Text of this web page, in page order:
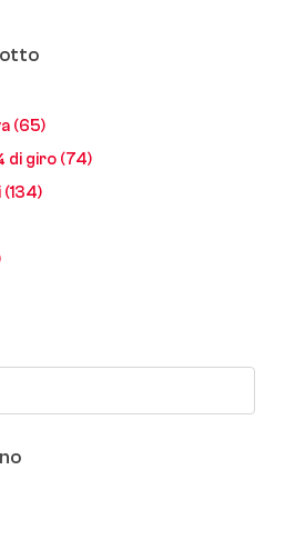
(65)
di giro (74)
(134)